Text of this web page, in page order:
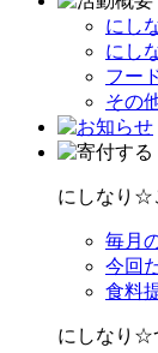
にし
にし
フー
その
にしなり☆
毎月
今回
食料
にしなり☆